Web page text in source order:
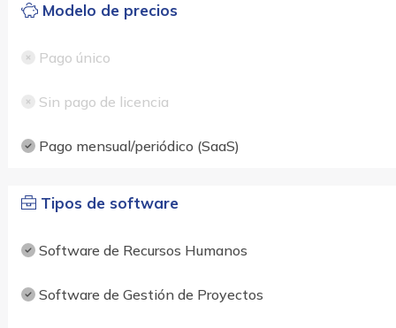
Modelo de precios
Pago único
Sin pago de licencia
Pago mensual/periódico (SaaS)
Tipos de software
Software de Recursos Humanos
Software de Gestión de Proyectos